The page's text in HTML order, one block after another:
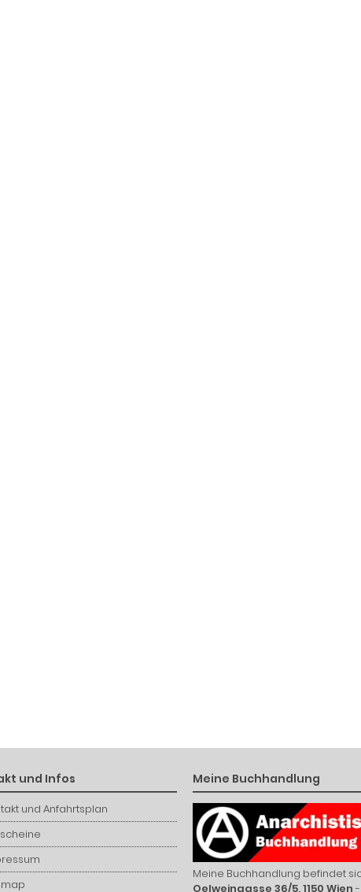
und Infos
und Anfahrtsplan
Meine Buchhandlung
Meine Buchhandlung befindet
Oelweingasse 36/5, 1150 Wien-